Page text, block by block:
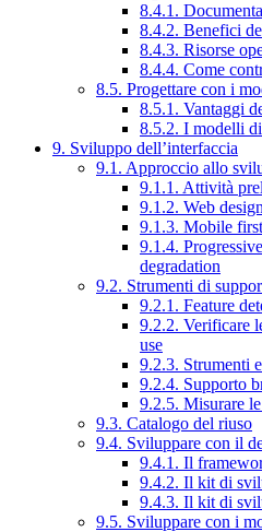
8.4.1.
8.4.2. Benefici
8.4.3. Risorse
8.4.4. Come
8.5. Progettare con i
8.5.1. Vantaggi
8.5.2. I modelli
9. Sviluppo dell’interfaccia
9.1. Approccio allo
9.1.1. Attività
9.1.2. Web
9.1.3. Mobile first
9.1.4.
degradation
9.2. Strumenti di
9.2.1. Feature
9.2.2. Verificare
use
9.2.3. Strumenti
9.2.4. Supporto
9.2.5. Misurare
9.3. Catalogo del riuso
9.4. Sviluppare con il
9.4.1. Il
9.4.2. Il kit di
9.4.3. Il kit di
9.5. Sviluppare con i